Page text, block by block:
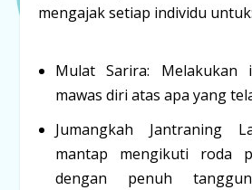
mengajak setiap individu untuk:
Mulat Sarira: Melakukan
mawas diri atas apa yang
Jumangkah Jantraning
mantap mengikuti roda
dengan penuh